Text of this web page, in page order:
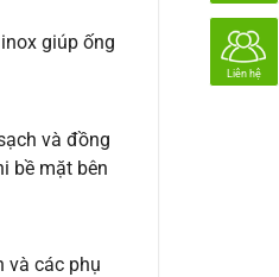
giúp ống
và đồng
bề mặt bên
và các phụ
Liên hệ